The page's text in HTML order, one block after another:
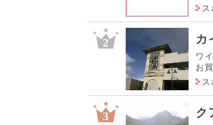
ス
2 カ
ワ
お
ス
3 ク